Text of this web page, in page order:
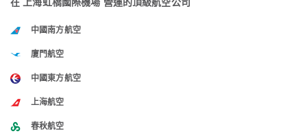
中國南方航空
廈門航空
中國東方航空
上海航空
春秋航空